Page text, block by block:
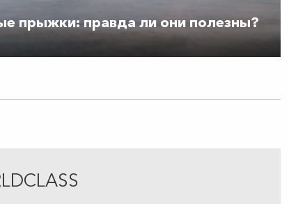
прыжки: правда ли они полезны?